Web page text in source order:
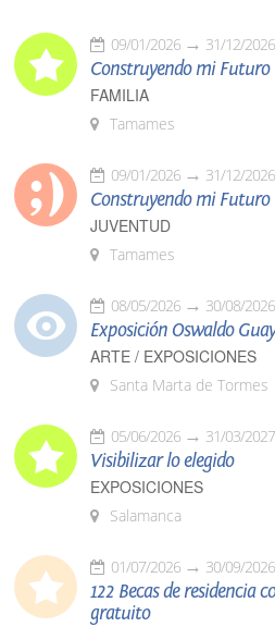
09/01/2026 31/12/2026
Construyendo mi Futuro
FAMILIA
Tamames
09/01/2026 31/12/2026
Construyendo mi Futuro
JUVENTUD
Tamames
08/05/2026 30/08/2026
Exposición Oswaldo
ARTE / EXPOSICIONES
Santa Marta de Tormes
05/06/2026 31/03/2027
Visibilizar lo elegido
EXPOSICIONES
Salamanca
01/07/2026 30/09/2026
122 Becas de residencia
gratuito